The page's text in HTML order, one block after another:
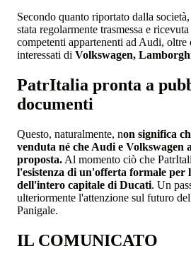
Secondo quanto riportato dalla
stata regolarmente trasmessa e
competenti appartenenti ad Audi, oltre
interessati di Volkswagen,
PatrItalia pronta a
documenti
Questo, naturalmente, non significa
venduta né che Audi e Volkswagen
proposta. Al momento ciò che
l'esistenza di un'offerta formale per
dell'intero capitale di Ducati. Un
ulteriormente l'attenzione sul futuro
Panigale.
IL COMUNICATO